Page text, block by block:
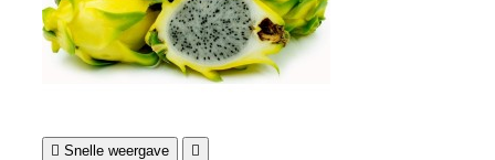
 Snelle weergave 